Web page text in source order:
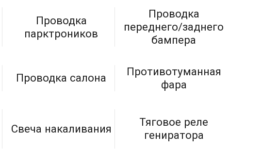
Проводка
парктроников
Проводка
переднего/заднего
бампера
Проводка салона
Противотуманная
фара
Свеча накаливания
Тяговое реле
гениратора